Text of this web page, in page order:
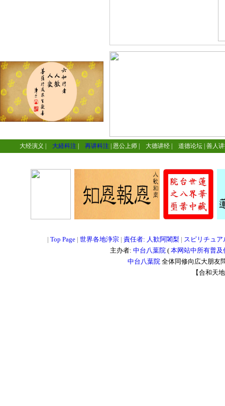
大经演义 大経科注 再讲科注 恩公上师 大德讲经 道德论坛 善人
|Top Page |世界各地浄宗 |責任者: 人歓阿闍梨 | スピリチュア
主办者: 中台八葉院 ( 本网站中所有普
中台八葉院 全体同修向広大朋友
【合和天